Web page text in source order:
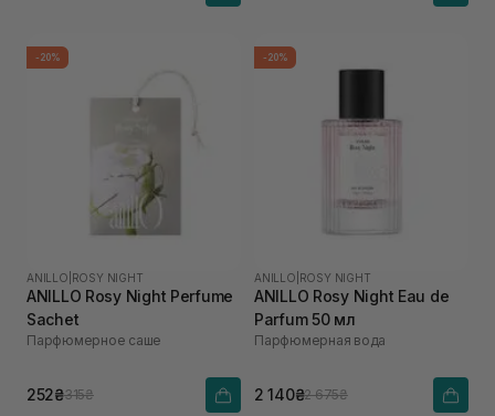
-20%
ANILLO ROSY NIGHT
ANILLO Rosy Night Perfume
Sachet
Парфюмерное саше
252₴315₴
-20%
ANILLO ROSY NIGHT
ANILLO Rosy Night Eau de
Parfum 50 мл
Парфюмерная вода
2 140₴2 675₴